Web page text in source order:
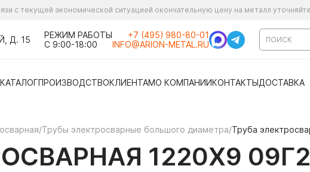
с текущей экономической ситуацией окончательную цену на металл
Д. 15
РЕЖИМ РАБОТЫ
С 9:00-18:00
+7 (495) 980-80-01
INFO@ARION-METAL.RU
КАТАЛОГПРОИЗВОДСТВОКЛИЕНТАМО КОМПАНИИКОНТАКТЫДОСТАВКА
/Трубы электросварные большого диаметра/Труба
1220Х9